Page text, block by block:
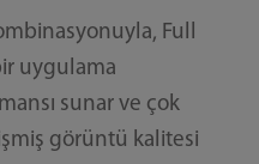
Full
uygulama
sunar ve çok
görüntü kalitesi